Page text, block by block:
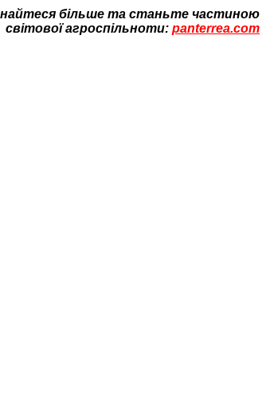
більше та станьте частиною
світової агроспільноти: panterrea.com